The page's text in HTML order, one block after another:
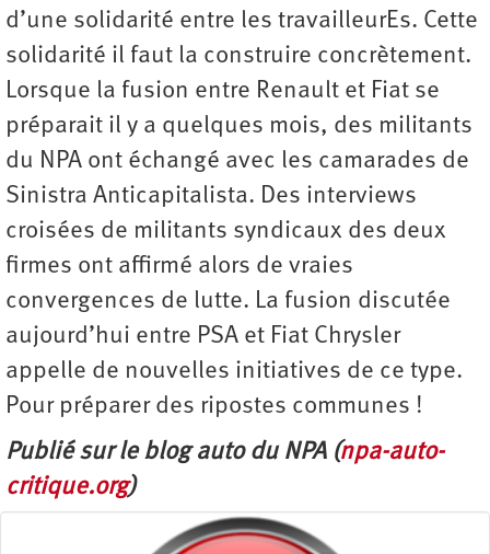
d’une solidarité entre les travailleurEs. Cette
solidarité il faut la construire concrètement.
Lorsque la fusion entre Renault et Fiat se
préparait il y a quelques mois, des militants
du NPA ont échangé avec les camarades de
Sinistra Anticapitalista. Des interviews
croisées de militants syndicaux des deux
firmes ont affirmé alors de vraies
convergences de lutte. La fusion discutée
aujourd’hui entre PSA et Fiat Chrysler
appelle de nouvelles initiatives de ce type.
Pour préparer des ripostes communes !
Publié sur le blog auto du NPA (npa-auto-
critique.org)